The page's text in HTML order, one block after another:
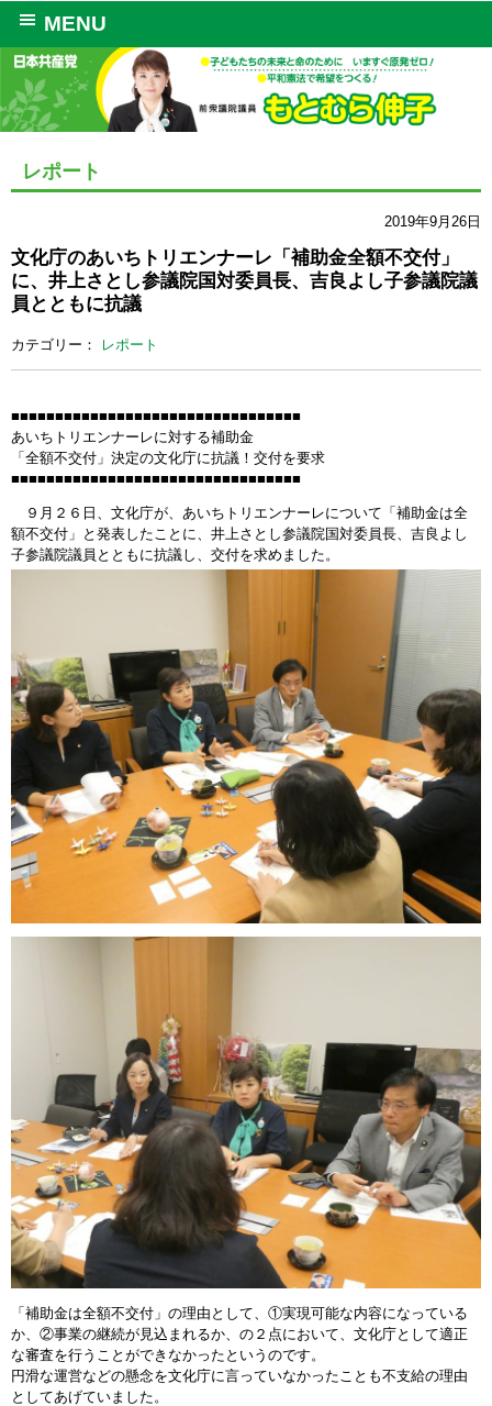
MENU
レポート
2019年9月26日
文化庁のあいちトリエンナーレ「補助金全額不交付」
に、井上さとし参議院国対委員長、吉良よし子参議院議
員とともに抗議
カテゴリー： レポート
■■■■■■■■■■■■■■■■■■■■■■■■■■■■■■■■■
あいちトリエンナーレに対する補助金
「全額不交付」決定の文化庁に抗議！交付を要求
■■■■■■■■■■■■■■■■■■■■■■■■■■■■■■■■■
９月２６日、文化庁が、あいちトリエンナーレについて「補助金は全
額不交付」と発表したことに、井上さとし参議院国対委員長、吉良よし
子参議院議員とともに抗議し、交付を求めました。
「補助金は全額不交付」の理由として、①実現可能な内容になっている
か、②事業の継続が見込まれるか、の２点において、文化庁として適正
な審査を行うことができなかったというのです。
円滑な運営などの懸念を文化庁に言っていなかったことも不支給の理由
としてあげていました。